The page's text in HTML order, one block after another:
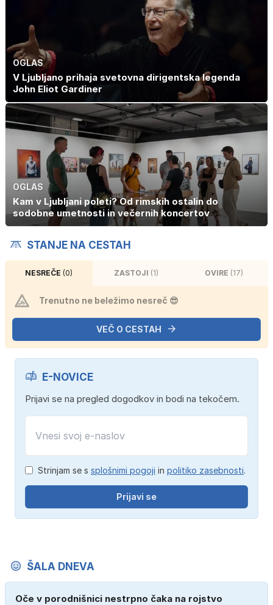
OGLAS
V Ljubljano prihaja svetovna dirigentska legenda
John Eliot Gardiner
OGLAS
Kam v Ljubljani poleti? Od rimskih ostalin do
sodobne umetnosti in večernih koncertov
STANJE NA CESTAH
NESREČE (0) ZASTOJI (1) OVIRE (17)
Trenutno ne beležimo nesreč 😎
VEČ O CESTAH
E-NOVICE
Prijavi se na pregled dogodkov in bodi na tekočem.
Strinjam se s splošnimi pogoji in politiko zasebnosti.
Prijavi se
ŠALA DNEVA
Oče v porodnišnici nestrpno čaka na rojstvo